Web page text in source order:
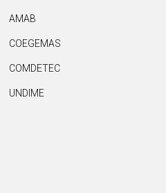
AMAB
COEGEMAS
COMDETEC
UNDIME